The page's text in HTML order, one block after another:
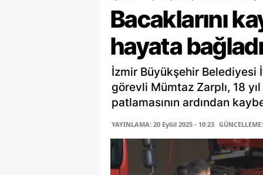
Bacaklarını
hayata
İzmir Büyükşehir Belediyesi
görevli Mümtaz Zarplı, 18
patlamasının ardından
YAYINLAMA: 20 Eylül 2025 - 10:23